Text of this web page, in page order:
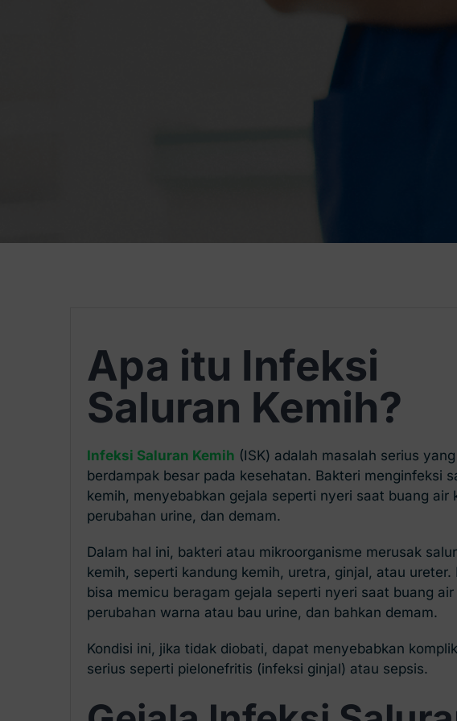
Apa itu Infeksi
Saluran Kemih?
Infeksi Saluran Kemih (ISK) adalah masalah serius
berdampak besar pada kesehatan. Bakteri menginfeksi
kemih, menyebabkan gejala seperti nyeri saat buang air
perubahan urine, dan demam.
Dalam hal ini, bakteri atau mikroorganisme merusak
kemih, seperti kandung kemih, uretra, ginjal, atau ureter.
bisa memicu beragam gejala seperti nyeri saat buang air
perubahan warna atau bau urine, dan bahkan demam.
Kondisi ini, jika tidak diobati, dapat menyebabkan
serius seperti pielonefritis (infeksi ginjal) atau sepsis.